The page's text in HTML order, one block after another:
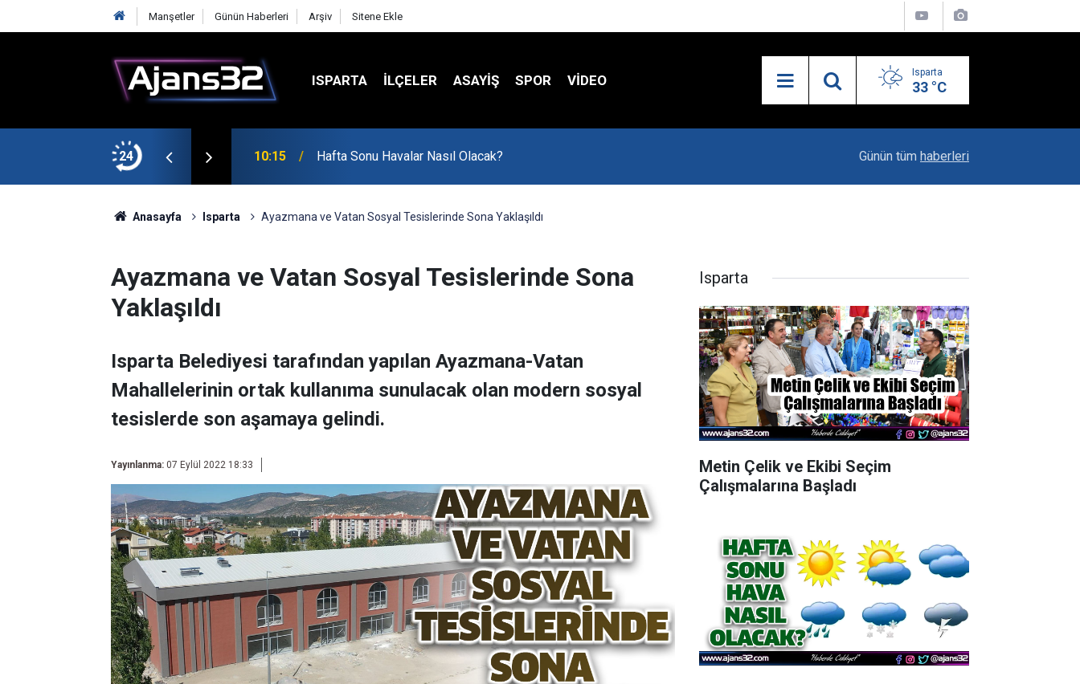
Manşetler Günün Haberleri Arşiv Sitene Ekle
ISPARTA İLÇELER ASAYİŞ SPOR VIDEO Isparta
33 °C
24 10:15 Hafta Sonu Havalar Nasıl Olacak? Kaya Ailesinin Mutluluğu: Yağız Ata Dünyaya
Günün tüm haberleri
Anasayfa Isparta Ayazmana ve Vatan Sosyal Tesislerinde Sona Yaklaşıldı
Ayazmana ve Vatan Sosyal Tesislerinde Sona
Yaklaşıldı
Isparta Belediyesi tarafından yapılan Ayazmana-Vatan
Mahallelerinin ortak kullanıma sunulacak olan modern sosyal
tesislerde son aşamaya gelindi.
Yayınlanma: 07 Eylül 2022 18:33
Isparta
Metin Çelik ve Ekibi Seçim
Çalışmalarına Başladı